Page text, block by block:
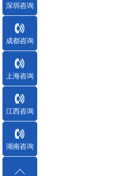
深圳咨询
成都咨询
上海咨询
江西咨询
湖南咨询